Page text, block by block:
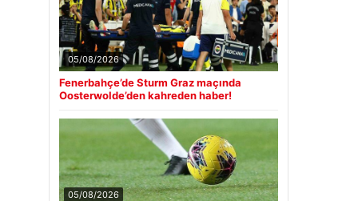
05/08/2026
Fenerbahçe’de Sturm Graz maçında
Oosterwolde’den kahreden haber!
05/08/2026